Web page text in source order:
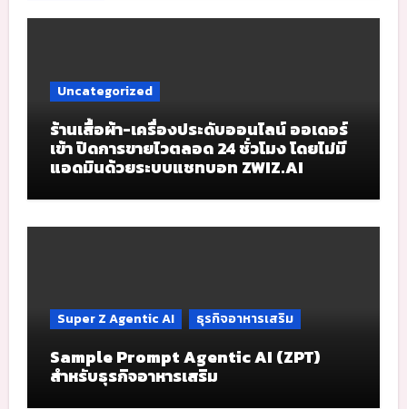
Uncategorized
ร้านเสื้อผ้า-เครื่องประดับออนไลน์ ออเดอร์
เข้า ปิดการขายไวตลอด 24 ชั่วโมง โดยไม่มี
แอดมินด้วยระบบแชทบอท ZWIZ.AI
Super Z Agentic AI ธุรกิจอาหารเสริม
Sample Prompt Agentic AI (ZPT)
สำหรับธุรกิจอาหารเสริม